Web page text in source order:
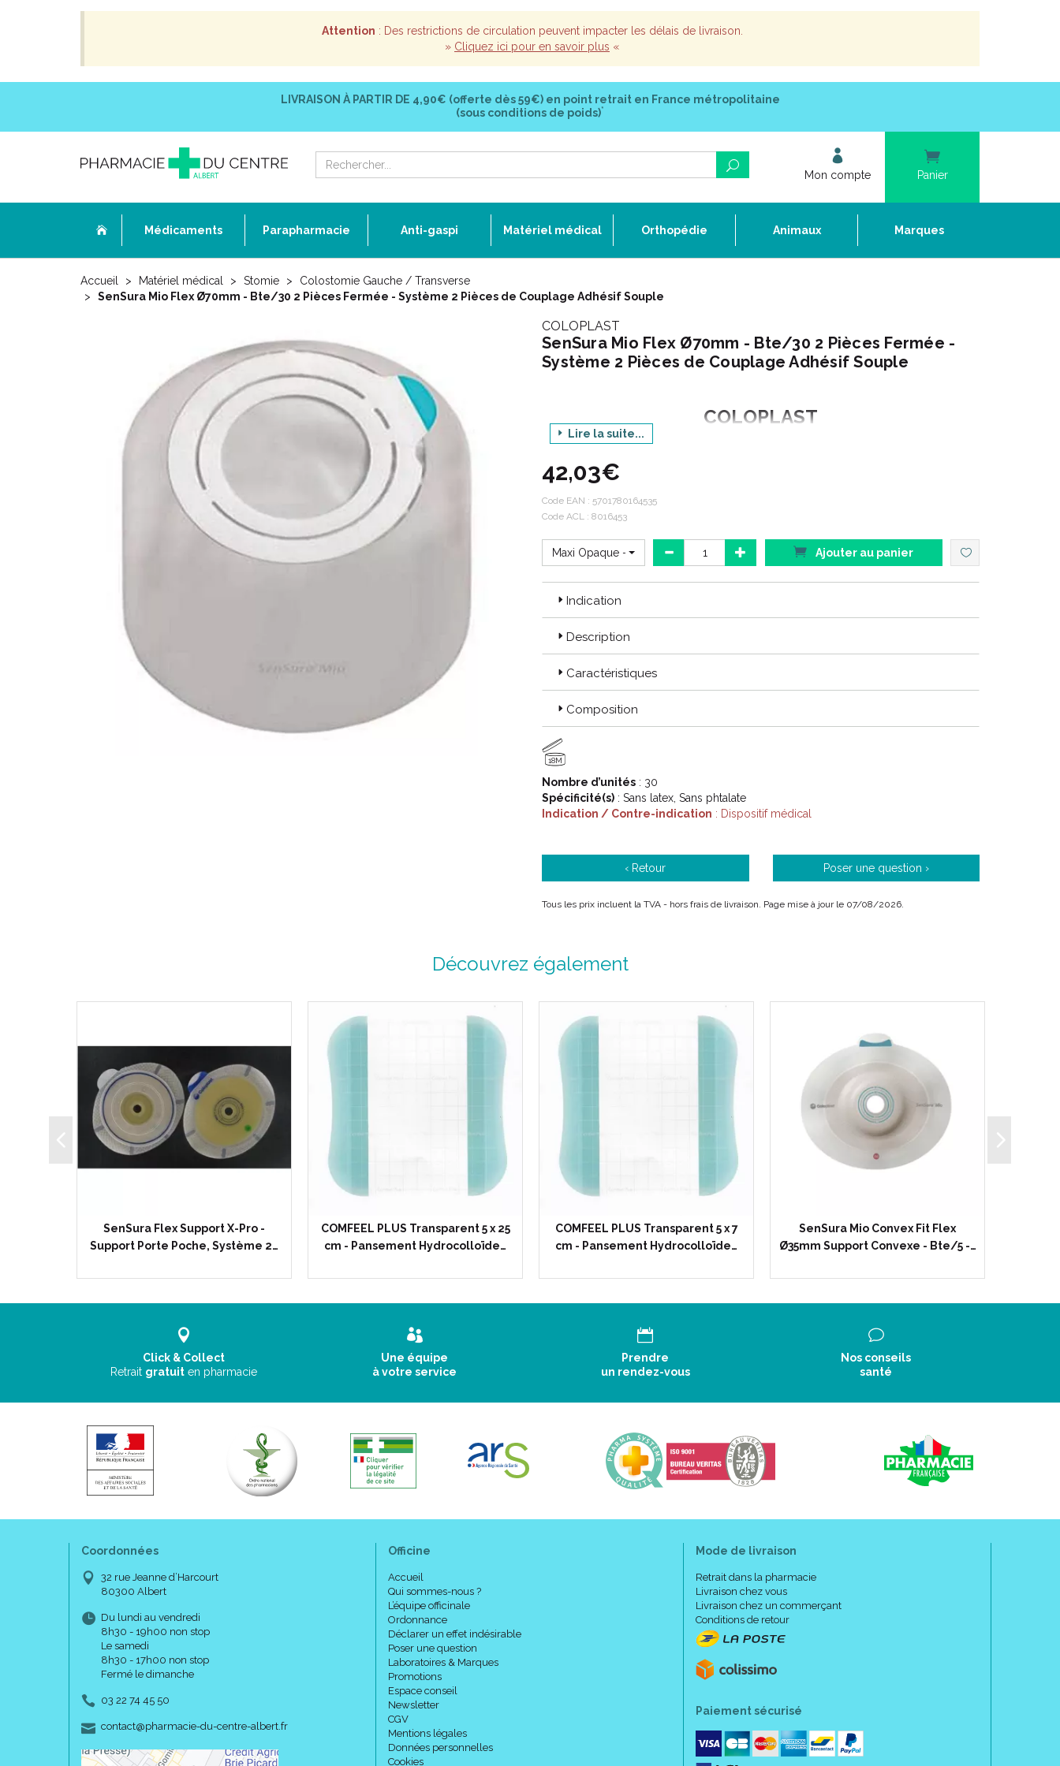
Attention : Des restrictions de circulation peuvent impacter les délais de livraison.
» Cliquez ici pour en savoir plus «
LIVRAISON À PARTIR DE 4,90€ (offerte dès 59€) en point retrait en France métropolitaine
(sous conditions de poids)*
Mon compte Panier
Médicaments Parapharmacie Anti-gaspi Matériel médical Orthopédie Animaux Marques
Accueil Matériel médical Stomie
Colostomie Gauche / Transverse
SenSura Mio Flex Ø70mm - Bte/30 2 Pièces Fermée - Système 2 Pièces de Couplage Adhésif Souple
COLOPLAST
SenSura Mio Flex Ø70mm - Bte/30 2 Pièces Fermée -
Système 2 Pièces de Couplage Adhésif Souple
COLOPLAST
Conditionnement : boite de 30
Lire la suite...
42,03€
Code EAN : 5701780164535
Code ACL : 8016453
Maxi Opaque - Capacité 460ml Ajouter au panier
Indication
Description
Caractéristiques
Composition
18M
Nombre d’unités : 30
Spécificité(s) : Sans latex, Sans phtalate
Indication / Contre-indication : Dispositif médical
‹ Retour Poser une question ›
Tous les prix incluent la TVA - hors frais de livraison. Page mise à jour le 07/08/2026.
Découvrez également
SenSura Flex Support X-Pro -
Support Porte Poche, Système 2…
COMFEEL PLUS Transparent 5 x 25
cm - Pansement Hydrocolloïde…
COMFEEL PLUS Transparent 5 x 7
cm - Pansement Hydrocolloïde…
SenSura Mio Convex Fit Flex
Ø35mm Support Convexe - Bte/5 -…
Click & Collect
Retrait gratuit en pharmacie
Une équipe
à votre service
Prendre
un rendez-vous
Nos conseils
santé
Coordonnées
32 rue Jeanne d’Harcourt
80300 Albert
Du lundi au vendredi
8h30 - 19h00 non stop
Le samedi
8h30 - 17h00 non stop
Fermé le dimanche
03 22 74 45 50
contact-
@-
pharmacie-du-centre-albert.fr
Officine
Accueil
Qui sommes-nous ?
L’équipe officinale
Ordonnance
Déclarer un effet indésirable
Poser une question
Laboratoires & Marques
Promotions
Espace conseil
Newsletter
CGV
Mentions légales
Données personnelles
Cookies
Mode de livraison
Retrait dans la pharmacie
Livraison chez vous
Livraison chez un commerçant
Conditions de retour
Paiement sécurisé